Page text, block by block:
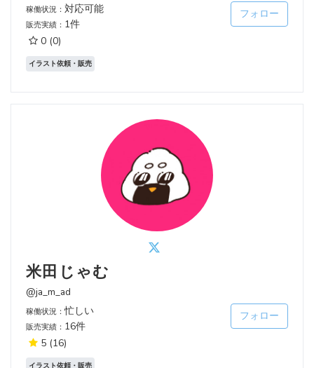
稼働状況： 対応可能
販売実績： 1件
0 (0)
フォロー
イラスト依頼・販売
米田じゃむ
@ja_m_ad
稼働状況：忙しい
販売実績： 16件
5 (16)
フォロー
イラスト依頼・販売